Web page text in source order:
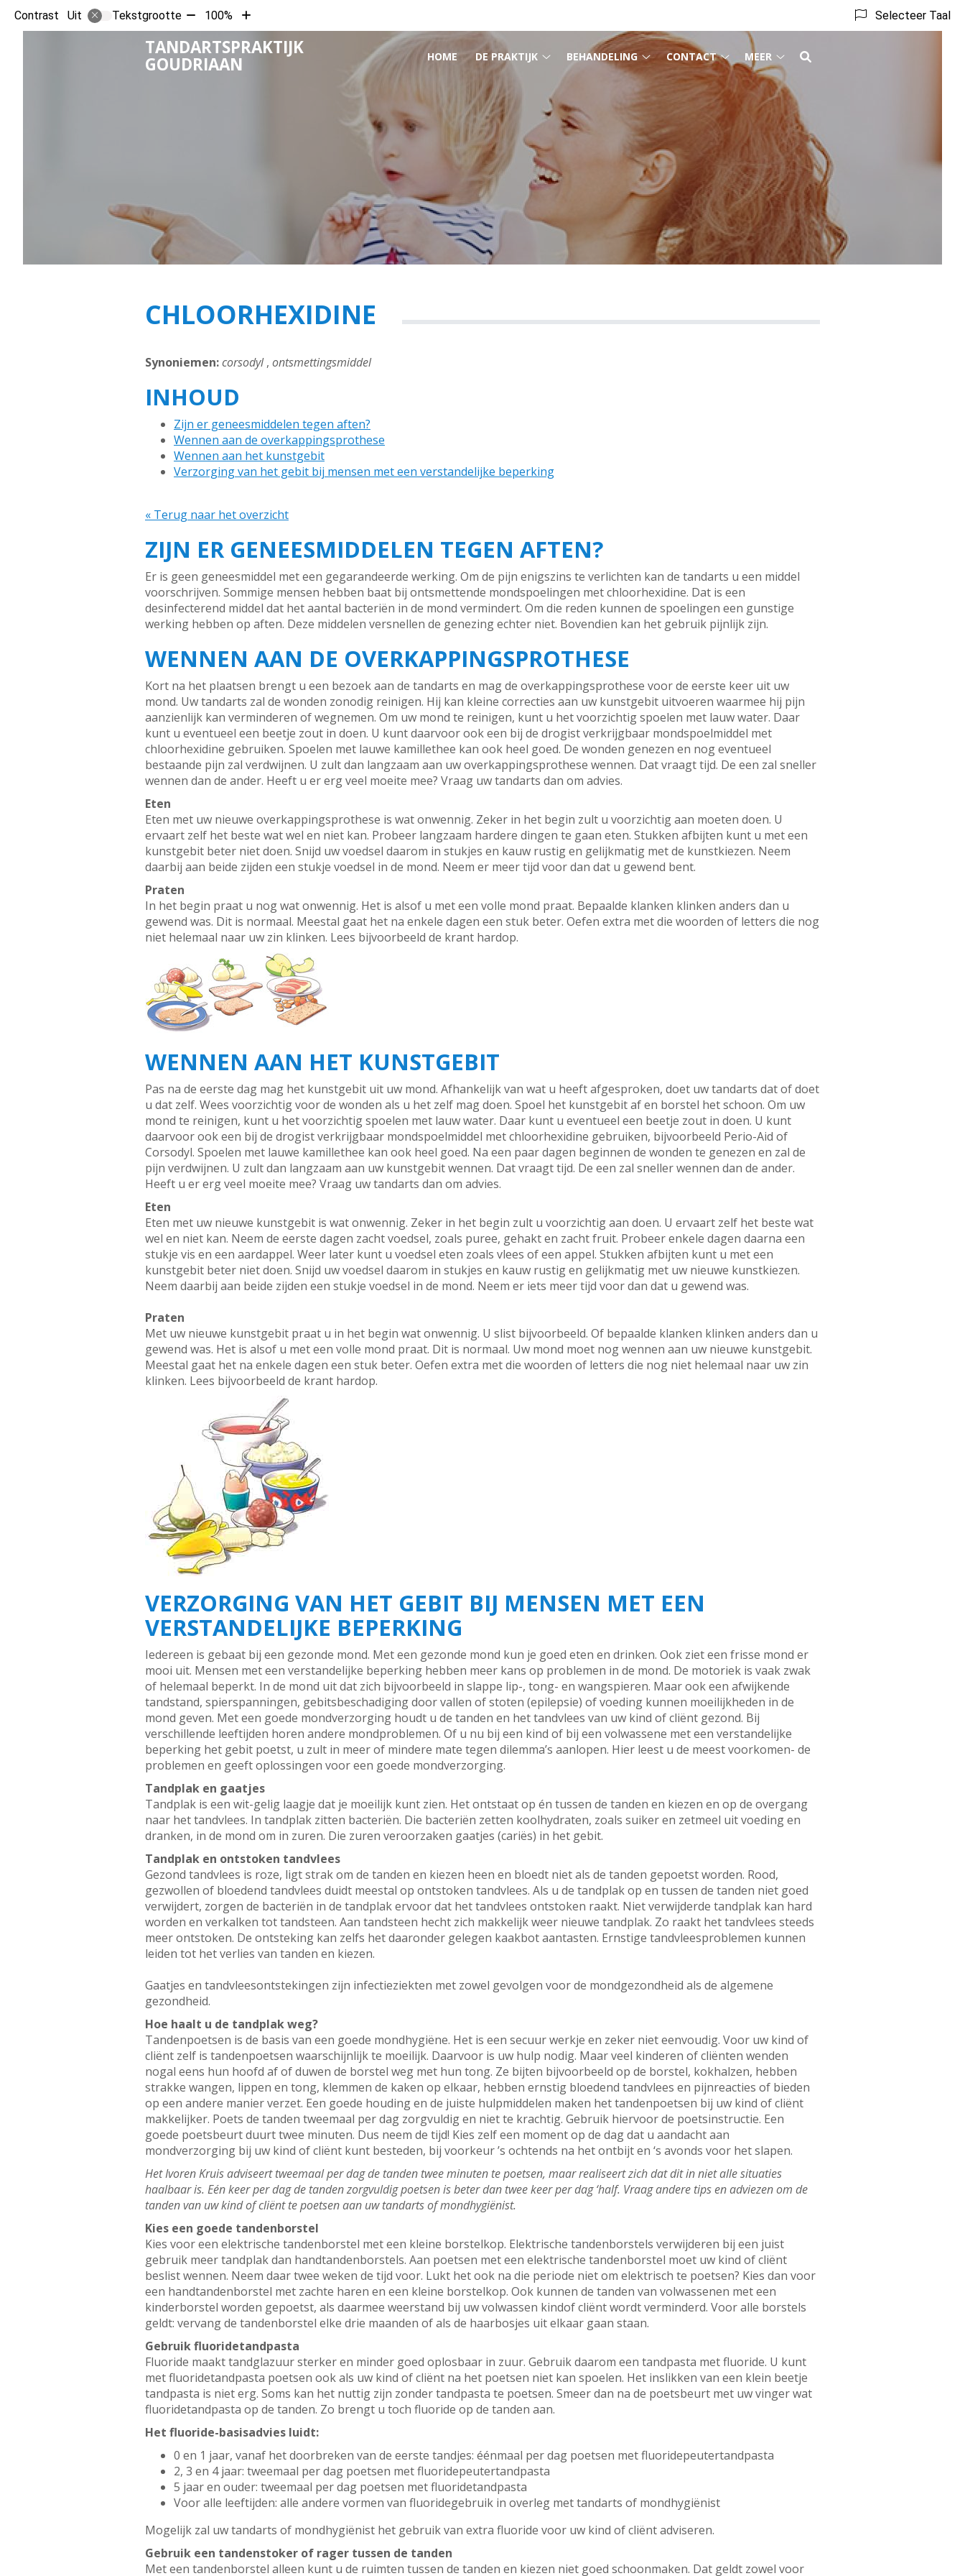
Contrast Uit Tekstgrootte Tekst
verkleinen
met
10%
100%
Tekst
vergroten
met
10%
Selecteer Taal
TANDARTSPRAKTIJK
GOUDRIAAN HOOFDMENU
HOME DE PRAKTIJK
praktijk
submenu
BEHANDELING
Behandeling
submenu
CONTACT
Contact
submenu
MEER
Meer
submenu
CHLOORHEXIDINE
Synoniemen:corsodyl, ontsmettingsmiddel
INHOUD
Zijn er geneesmiddelen tegen aften?
Wennen aan de overkappingsprothese
Wennen aan het kunstgebit
Verzorging van het gebit bij mensen met een verstandelijke beperking
« Terug naar het overzicht
ZIJN ER GENEESMIDDELEN TEGEN AFTEN?
Er is geen geneesmiddel met een gegarandeerde werking. Om de pijn enigszins te verlichten kan de tandarts u een middel
voorschrijven. Sommige mensen hebben baat bij ontsmettende mondspoelingen met chloorhexidine. Dat is een
desinfecterend middel dat het aantal bacteriën in de mond vermindert. Om die reden kunnen de spoelingen een gunstige
werking hebben op aften. Deze middelen versnellen de genezing echter niet. Bovendien kan het gebruik pijnlijk zijn.
WENNEN AAN DE OVERKAPPINGSPROTHESE
Kort na het plaatsen brengt u een bezoek aan de tandarts en mag de overkappingsprothese voor de eerste keer uit uw
mond. Uw tandarts zal de wonden zonodig reinigen. Hij kan kleine correcties aan uw kunstgebit uitvoeren waarmee hij pijn
aanzienlijk kan verminderen of wegnemen. Om uw mond te reinigen, kunt u het voorzichtig spoelen met lauw water. Daar
kunt u eventueel een beetje zout in doen. U kunt daarvoor ook een bij de drogist verkrijgbaar mondspoelmiddel met
chloorhexidine gebruiken. Spoelen met lauwe kamillethee kan ook heel goed. De wonden genezen en nog eventueel
bestaande pijn zal verdwijnen. U zult dan langzaam aan uw overkappingsprothese wennen. Dat vraagt tijd. De een zal sneller
wennen dan de ander. Heeft u er erg veel moeite mee? Vraag uw tandarts dan om advies.
Eten
Eten met uw nieuwe overkappingsprothese is wat onwennig. Zeker in het begin zult u voorzichtig aan moeten doen. U
ervaart zelf het beste wat wel en niet kan. Probeer langzaam hardere dingen te gaan eten. Stukken afbijten kunt u met een
kunstgebit beter niet doen. Snijd uw voedsel daarom in stukjes en kauw rustig en gelijkmatig met de kunstkiezen. Neem
daarbij aan beide zijden een stukje voedsel in de mond. Neem er meer tijd voor dan dat u gewend bent.
Praten
In het begin praat u nog wat onwennig. Het is alsof u met een volle mond praat. Bepaalde klanken klinken anders dan u
gewend was. Dit is normaal. Meestal gaat het na enkele dagen een stuk beter. Oefen extra met die woorden of letters die nog
niet helemaal naar uw zin klinken. Lees bijvoorbeeld de krant hardop.
WENNEN AAN HET KUNSTGEBIT
Pas na de eerste dag mag het kunstgebit uit uw mond. Afhankelijk van wat u heeft afgesproken, doet uw tandarts dat of doet
u dat zelf. Wees voorzichtig voor de wonden als u het zelf mag doen. Spoel het kunstgebit af en borstel het schoon. Om uw
mond te reinigen, kunt u het voorzichtig spoelen met lauw water. Daar kunt u eventueel een beetje zout in doen. U kunt
daarvoor ook een bij de drogist verkrijgbaar mondspoelmiddel met chloorhexidine gebruiken, bijvoorbeeld Perio-Aid of
Corsodyl. Spoelen met lauwe kamillethee kan ook heel goed. Na een paar dagen beginnen de wonden te genezen en zal de
pijn verdwijnen. U zult dan langzaam aan uw kunstgebit wennen. Dat vraagt tijd. De een zal sneller wennen dan de ander.
Heeft u er erg veel moeite mee? Vraag uw tandarts dan om advies.
Eten
Eten met uw nieuwe kunstgebit is wat onwennig. Zeker in het begin zult u voorzichtig aan doen. U ervaart zelf het beste wat
wel en niet kan. Neem de eerste dagen zacht voedsel, zoals puree, gehakt en zacht fruit. Probeer enkele dagen daarna een
stukje vis en een aardappel. Weer later kunt u voedsel eten zoals vlees of een appel. Stukken afbijten kunt u met een
kunstgebit beter niet doen. Snijd uw voedsel daarom in stukjes en kauw rustig en gelijkmatig met uw nieuwe kunstkiezen.
Neem daarbij aan beide zijden een stukje voedsel in de mond. Neem er iets meer tijd voor dan dat u gewend was.
Praten
Met uw nieuwe kunstgebit praat u in het begin wat onwennig. U slist bijvoorbeeld. Of bepaalde klanken klinken anders dan u
gewend was. Het is alsof u met een volle mond praat. Dit is normaal. Uw mond moet nog wennen aan uw nieuwe kunstgebit.
Meestal gaat het na enkele dagen een stuk beter. Oefen extra met die woorden of letters die nog niet helemaal naar uw zin
klinken. Lees bijvoorbeeld de krant hardop.
VERZORGING VAN HET GEBIT BIJ MENSEN MET EEN
VERSTANDELIJKE BEPERKING
Iedereen is gebaat bij een gezonde mond. Met een gezonde mond kun je goed eten en drinken. Ook ziet een frisse mond er
mooi uit. Mensen met een verstandelijke beperking hebben meer kans op problemen in de mond. De motoriek is vaak zwak
of helemaal beperkt. In de mond uit dat zich bijvoorbeeld in slappe lip-, tong- en wangspieren. Maar ook een afwijkende
tandstand, spierspanningen, gebitsbeschadiging door vallen of stoten (epilepsie) of voeding kunnen moeilijkheden in de
mond geven. Met een goede mondverzorging houdt u de tanden en het tandvlees van uw kind of cliënt gezond. Bij
verschillende leeftijden horen andere mondproblemen. Of u nu bij een kind of bij een volwassene met een verstandelijke
beperking het gebit poetst, u zult in meer of mindere mate tegen dilemma’s aanlopen. Hier leest u de meest voorkomen- de
problemen en geeft oplossingen voor een goede mondverzorging.
Tandplak en gaatjes
Tandplak is een wit-gelig laagje dat je moeilijk kunt zien. Het ontstaat op én tussen de tanden en kiezen en op de overgang
naar het tandvlees. In tandplak zitten bacteriën. Die bacteriën zetten koolhydraten, zoals suiker en zetmeel uit voeding en
dranken, in de mond om in zuren. Die zuren veroorzaken gaatjes (cariës) in het gebit.
Tandplak en ontstoken tandvlees
Gezond tandvlees is roze, ligt strak om de tanden en kiezen heen en bloedt niet als de tanden gepoetst worden. Rood,
gezwollen of bloedend tandvlees duidt meestal op ontstoken tandvlees. Als u de tandplak op en tussen de tanden niet goed
verwijdert, zorgen de bacteriën in de tandplak ervoor dat het tandvlees ontstoken raakt. Niet verwijderde tandplak kan hard
worden en verkalken tot tandsteen. Aan tandsteen hecht zich makkelijk weer nieuwe tandplak. Zo raakt het tandvlees steeds
meer ontstoken. De ontsteking kan zelfs het daaronder gelegen kaakbot aantasten. Ernstige tandvleesproblemen kunnen
leiden tot het verlies van tanden en kiezen.
Gaatjes en tandvleesontstekingen zijn infectieziekten met zowel gevolgen voor de mondgezondheid als de algemene
gezondheid.
Hoe haalt u de tandplak weg?
Tandenpoetsen is de basis van een goede mondhygiëne. Het is een secuur werkje en zeker niet eenvoudig. Voor uw kind of
cliënt zelf is tandenpoetsen waarschijnlijk te moeilijk. Daarvoor is uw hulp nodig. Maar veel kinderen of cliënten wenden
nogal eens hun hoofd af of duwen de borstel weg met hun tong. Ze bijten bijvoorbeeld op de borstel, kokhalzen, hebben
strakke wangen, lippen en tong, klemmen de kaken op elkaar, hebben ernstig bloedend tandvlees en pijnreacties of bieden
op een andere manier verzet. Een goede houding en de juiste hulpmiddelen maken het tandenpoetsen bij uw kind of cliënt
makkelijker. Poets de tanden tweemaal per dag zorgvuldig en niet te krachtig. Gebruik hiervoor de poetsinstructie. Een
goede poetsbeurt duurt twee minuten. Dus neem de tijd! Kies zelf een moment op de dag dat u aandacht aan
mondverzorging bij uw kind of cliënt kunt besteden, bij voorkeur ’s ochtends na het ontbijt en ‘s avonds voor het slapen.
Het Ivoren Kruis adviseert tweemaal per dag de tanden twee minuten te poetsen, maar realiseert zich dat dit in niet alle situaties
haalbaar is. Eén keer per dag de tanden zorgvuldig poetsen is beter dan twee keer per dag ‘half. Vraag andere tips en adviezen om de
tanden van uw kind of cliënt te poetsen aan uw tandarts of mondhygiënist.
Kies een goede tandenborstel
Kies voor een elektrische tandenborstel met een kleine borstelkop. Elektrische tandenborstels verwijderen bij een juist
gebruik meer tandplak dan handtandenborstels. Aan poetsen met een elektrische tandenborstel moet uw kind of cliënt
beslist wennen. Neem daar twee weken de tijd voor. Lukt het ook na die periode niet om elektrisch te poetsen? Kies dan voor
een handtandenborstel met zachte haren en een kleine borstelkop. Ook kunnen de tanden van volwassenen met een
kinderborstel worden gepoetst, als daarmee weerstand bij uw volwassen kindof cliënt wordt verminderd. Voor alle borstels
geldt: vervang de tandenborstel elke drie maanden of als de haarbosjes uit elkaar gaan staan.
Gebruik fluoridetandpasta
Fluoride maakt tandglazuur sterker en minder goed oplosbaar in zuur. Gebruik daarom een tandpasta met fluoride. U kunt
met fluoridetandpasta poetsen ook als uw kind of cliënt na het poetsen niet kan spoelen. Het inslikken van een klein beetje
tandpasta is niet erg. Soms kan het nuttig zijn zonder tandpasta te poetsen. Smeer dan na de poetsbeurt met uw vinger wat
fluoridetandpasta op de tanden. Zo brengt u toch fluoride op de tanden aan.
Het fluoride-basisadvies luidt:
0 en 1 jaar, vanaf het doorbreken van de eerste tandjes: éénmaal per dag poetsen met fluoridepeutertandpasta
2, 3 en 4 jaar: tweemaal per dag poetsen met fluoridepeutertandpasta
5 jaar en ouder: tweemaal per dag poetsen met fluoridetandpasta
Voor alle leeftijden: alle andere vormen van fluoridegebruik in overleg met tandarts of mondhygiënist
Mogelijk zal uw tandarts of mondhygiënist het gebruik van extra fluoride voor uw kind of cliënt adviseren.
Gebruik een tandenstoker of rager tussen de tanden
Met een tandenborstel alleen kunt u de ruimten tussen de tanden en kiezen niet goed schoonmaken. Dat geldt zowel voor